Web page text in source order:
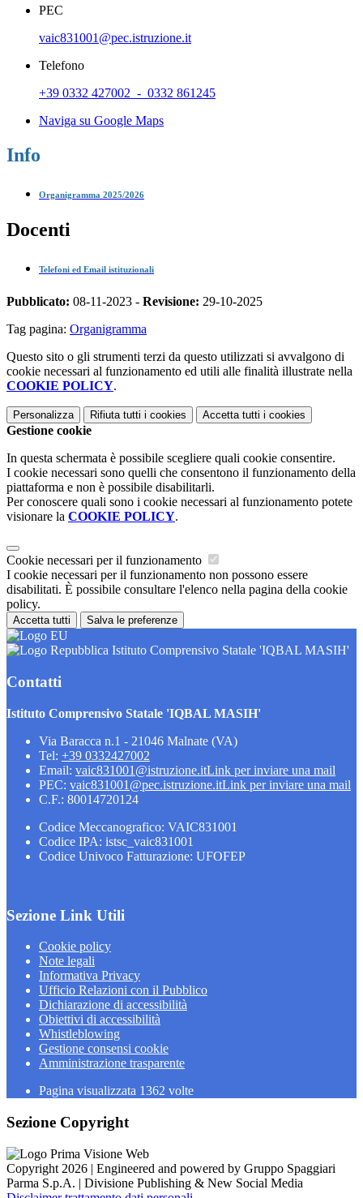
PEC
vaic831001@pec.istruzione.it
Telefono
+39 0332 427002 - 0332 861245
Naviga su Google Maps
Info
Organigramma 2025/2026
Docenti
Telefoni ed Email istituzionali
Pubblicato: 08-11-2023 - Revisione: 29-10-2025
Tag pagina: Organigramma
Questo sito o gli strumenti terzi da questo utilizzati si avvalgono di
cookie necessari al funzionamento ed utili alle finalità illustrate nella
COOKIE POLICY.
Personalizza Rifiuta tutti i cookies Accetta tutti i cookies
Gestione cookie
In questa schermata è possibile scegliere quali cookie consentire.
I cookie necessari sono quelli che consentono il funzionamento della
piattaforma e non è possibile disabilitarli.
Per conoscere quali sono i cookie necessari al funzionamento potete
visionare la COOKIE POLICY.
Cookie necessari per il funzionamento
I cookie necessari per il funzionamento non possono essere
disabilitati. È possibile consultare l'elenco nella pagina della cookie
policy.
Accetta tutti Salva le preferenze
Istituto Comprensivo Statale 'IQBAL MASIH'
Contatti
Istituto Comprensivo Statale 'IQBAL MASIH'
Via Baracca n.1 - 21046 Malnate (VA)
Tel: +39 0332427002
Email: vaic831001@istruzione.itLink per inviare una mail
PEC: vaic831001@pec.istruzione.itLink per inviare una mail
C.F.: 80014720124
Codice Meccanografico: VAIC831001
Codice IPA: istsc_vaic831001
Codice Univoco Fatturazione: UFOFEP
Sezione Link Utili
Cookie policy
Note legali
Informativa Privacy
Ufficio Relazioni con il Pubblico
Dichiarazione di accessibilità
Obiettivi di accessibilità
Whistleblowing
Gestione consensi cookie
Amministrazione trasparente
Pagina visualizzata 1362 volte
Sezione Copyright
Copyright 2026 | Engineered and powered by Gruppo Spaggiari
Parma S.p.A. | Divisione Publishing & New Social Media